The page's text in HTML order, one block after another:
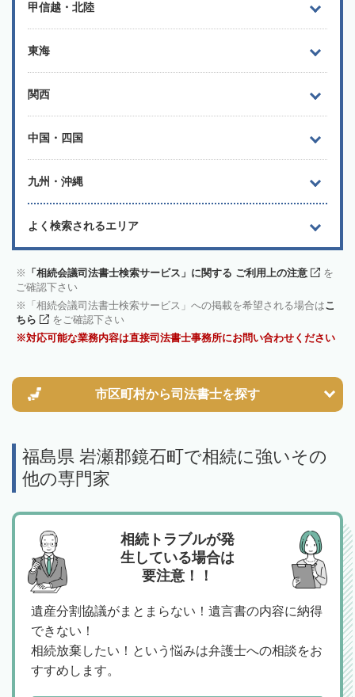
甲信越・北陸
東海
関西
中国・四国
九州・沖縄
よく検索されるエリア
「相続会議司法書士検索サービス」に関する ご利用上の注意
を
ご確認下さい
「相続会議司法書士検索サービス」への掲載を希望される場合はこ
ちら
をご確認下さい
対応可能な業務内容は直接司法書士事務所にお問い合わせください
市区町村から司法書士を探す
福島県 岩瀬郡鏡石町で相続に強いその
他の専門家
相続トラブルが発
生している場合は
要注意！！
遺産分割協議がまとまらない！遺言書の内容に納得
できない！
相続放棄したい！という悩みは弁護士への相談をお
すすめします。